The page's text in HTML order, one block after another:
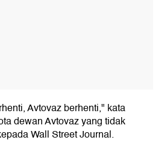
Avtovaz berhenti," kata
dewan Avtovaz yang tidak
Wall Street Journal.